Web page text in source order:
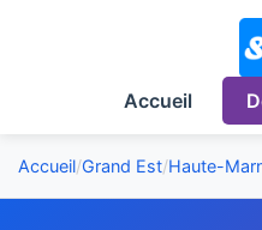
Accueil
Accueil/Grand Est/Haute-